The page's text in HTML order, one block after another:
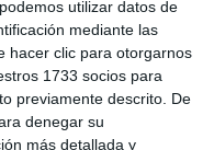
utilizar datos de
mediante las
hacer clic para otorgarnos
1733 socios para
previamente descrito. De
denegar su
más detallada y
Idiliq entrega a
por valor de